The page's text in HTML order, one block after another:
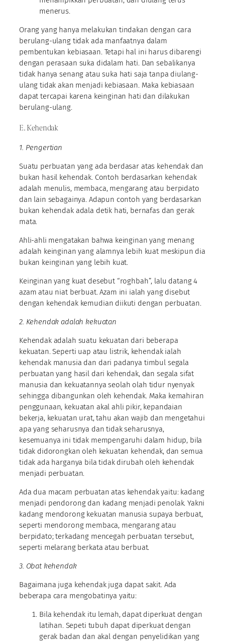
menerus.
Orang yang hanya melakukan tindakan dengan cara
berulang-ulang tidak ada manfaatnya dalam
pembentukan kebiasaan. Tetapi hal ini harus dibarengi
dengan perasaan suka didalam hati. Dan sebalikanya
tidak hanya senang atau suka hati saja tanpa diulang-
ulang tidak akan menjadi kebiasaan. Maka kebiasaan
dapat tercapai karena keinginan hati dan dilakukan
berulang-ulang.
E. Kehendak
1. Pengertian
Suatu perbuatan yang ada berdasar atas kehendak dan
bukan hasil kehendak. Contoh berdasarkan kehendak
adalah menulis, membaca, mengarang atau berpidato
dan lain sebagainya. Adapun contoh yang berdasarkan
bukan kehendak adala detik hati, bernafas dan gerak
mata.
Ahli-ahli mengatakan bahwa keinginan yang menang
adalah keinginan yang alamnya lebih kuat meskipun dia
bukan keinginan yang lebih kuat.
Keinginan yang kuat desebut “roghbah”, lalu datang 4
azam atau niat berbuat. Azam ini ialah yang disebut
dengan kehendak kemudian diikuti dengan perbuatan.
2. Kehendak adalah kekuatan
Kehendak adalah suatu kekuatan dari beberapa
kekuatan. Seperti uap atau listrik, kehendak ialah
kehendak manusia dan dari padanya timbul segala
perbuatan yang hasil dari kehendak, dan segala sifat
manusia dan kekuatannya seolah olah tidur nyenyak
sehingga dibangunkan oleh kehendak. Maka kemahiran
penggunaan, kekuatan akal ahli pikir, kepandaian
bekerja, kekuatan urat, tahu akan wajib dan mengetahui
apa yang seharusnya dan tidak seharusnya,
kesemuanya ini tidak mempengaruhi dalam hidup, bila
tidak didorongkan oleh kekuatan kehendak, dan semua
tidak ada harganya bila tidak dirubah oleh kehendak
menjadi perbuatan.
Ada dua macam perbuatan atas kehendak yaitu: kadang
menjadi pendorong dan kadang menjadi penolak. Yakni
kadang mendorong kekuatan manusia supaya berbuat,
seperti mendorong membaca, mengarang atau
berpidato; terkadang mencegah perbuatan tersebut,
seperti melarang berkata atau berbuat.
3. Obat kehendak
Bagaimana juga kehendak juga dapat sakit. Ada
beberapa cara mengobatinya yaitu:
Bila kehendak itu lemah, dapat diperkuat dengan
latihan. Sepeti tubuh dapat diperkuat dengan
gerak badan dan akal dengan penyelidikan yang